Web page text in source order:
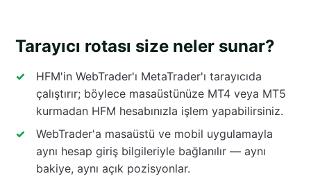
Tarayıcı rotası size neler sunar?
HFM'in WebTrader'ı MetaTrader'ı tarayıcıda
çalıştırır; böylece masaüstünüze MT4 veya MT5
kurmadan HFM hesabınızla işlem yapabilirsiniz.
WebTrader'a masaüstü ve mobil uygulamayla
aynı hesap giriş bilgileriyle bağlanılır — aynı
bakiye, aynı açık pozisyonlar.